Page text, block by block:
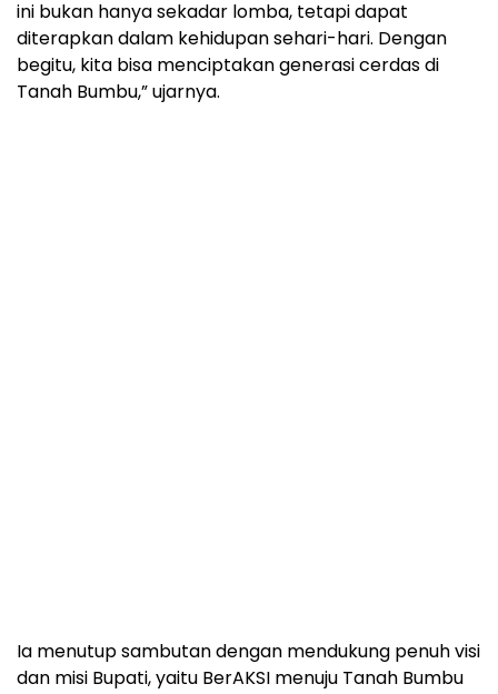
ini bukan hanya sekadar lomba, tetapi dapat
diterapkan dalam kehidupan sehari-hari. Dengan
begitu, kita bisa menciptakan generasi cerdas di
Tanah Bumbu,” ujarnya.
Ia menutup sambutan dengan mendukung penuh visi
dan misi Bupati, yaitu BerAKSI menuju Tanah Bumbu